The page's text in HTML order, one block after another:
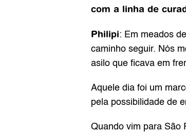
com a linha de
Philipi: Em meados
caminho seguir. Nós
asilo que ficava em
Aquele dia foi um
pela possibilidade de
Quando vim para São